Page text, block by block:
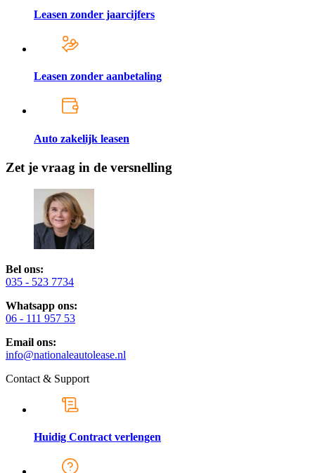
Leasen zonder jaarcijfers
Leasen zonder aanbetaling
Auto zakelijk leasen
Zet je vraag in de versnelling
Bel ons:
035 - 523 7734
Whatsapp ons:
06 - 111 957 53
Email ons:
info@nationaleautolease.nl
Contact & Support
Huidig Contract verlengen